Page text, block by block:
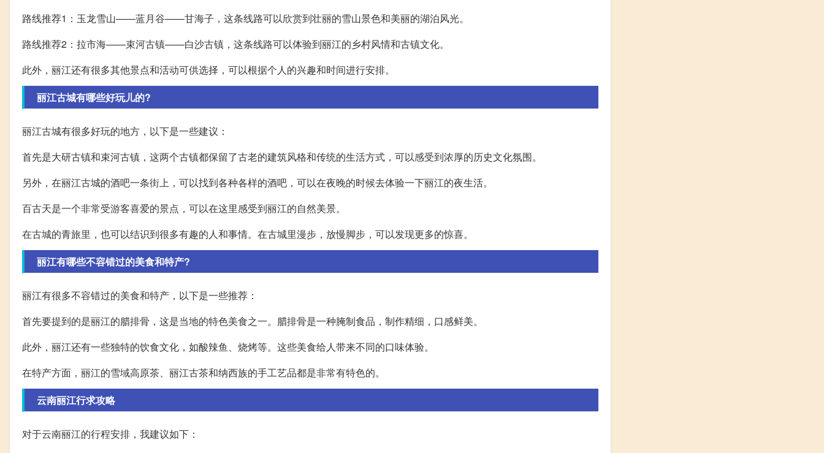
路线推荐1：玉龙雪山——蓝月谷——甘海子，这条线路可以欣赏到壮丽的雪山景色和美丽的湖泊风光。
路线推荐2：拉市海——束河古镇——白沙古镇，这条线路可以体验到丽江的乡村风情和古镇文化。
此外，丽江还有很多其他景点和活动可供选择，可以根据个人的兴趣和时间进行安排。
丽江古城有哪些好玩儿的?
丽江古城有很多好玩的地方，以下是一些建议：
首先是大研古镇和束河古镇，这两个古镇都保留了古老的建筑风格和传统的生活方式，可以感受到浓厚的历史文化氛围。
另外，在丽江古城的酒吧一条街上，可以找到各种各样的酒吧，可以在夜晚的时候去体验一下丽江的夜生活。
百古天是一个非常受游客喜爱的景点，可以在这里感受到丽江的自然美景。
在古城的青旅里，也可以结识到很多有趣的人和事情。在古城里漫步，放慢脚步，可以发现更多的惊喜。
丽江有哪些不容错过的美食和特产?
丽江有很多不容错过的美食和特产，以下是一些推荐：
首先要提到的是丽江的腊排骨，这是当地的特色美食之一。腊排骨是一种腌制食品，制作精细，口感鲜美。
此外，丽江还有一些独特的饮食文化，如酸辣鱼、烧烤等。这些美食给人带来不同的口味体验。
在特产方面，丽江的雪域高原茶、丽江古茶和纳西族的手工艺品都是非常有特色的。
云南丽江行求攻略
对于云南丽江的行程安排，我建议如下：